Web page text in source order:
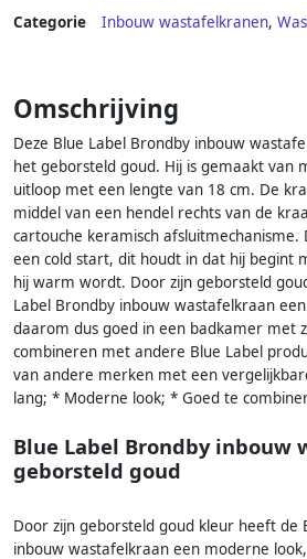
Categorie Inbouw wastafelkranen,
Omschrijving
Deze Blue Label Brondby inbouw
het geborsteld goud. Hij is gemaakt van
uitloop met een lengte van 18 cm. De
middel van een hendel rechts van de
cartouche keramisch afsluitmechanisme.
een cold start, dit houdt in dat hij begint
hij warm wordt. Door zijn geborsteld
Label Brondby inbouw wastafelkraan
daarom dus goed in een badkamer met
combineren met andere Blue Label
van andere merken met een
lang; * Moderne look; * Goed te
Blue Label Brondby inbouw
geborsteld goud
Door zijn geborsteld goud kleur heeft de
inbouw wastafelkraan een moderne